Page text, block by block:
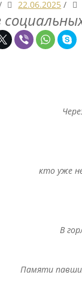
22.06.2025 /
кто уже
В
Памяти